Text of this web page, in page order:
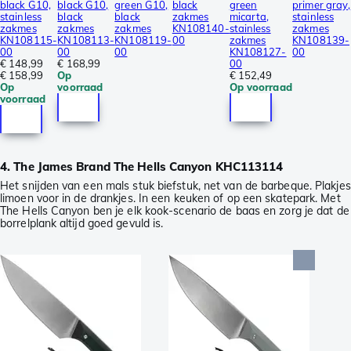
black G10,
stainless
zakmes
KN108115-
00
€ 148,99
€ 158,99
Op
voorraad
black G10,
black
zakmes
KN108113-
00
€ 168,99
Op
voorraad
green G10,
black
zakmes
KN108119-
00
black
zakmes
KN108140-
00
green
micarta,
stainless
zakmes
KN108127-
00
€ 152,49
Op voorraad
primer gray,
stainless
zakmes
KN108139-
00
4. The James Brand The Hells Canyon KHC113114
Het snijden van een mals stuk biefstuk, net van de barbeque. Plakjes
limoen voor in de drankjes. In een keuken of op een skatepark. Met
The Hells Canyon ben je elk kook-scenario de baas en zorg je dat de
borrelplank altijd goed gevuld is.